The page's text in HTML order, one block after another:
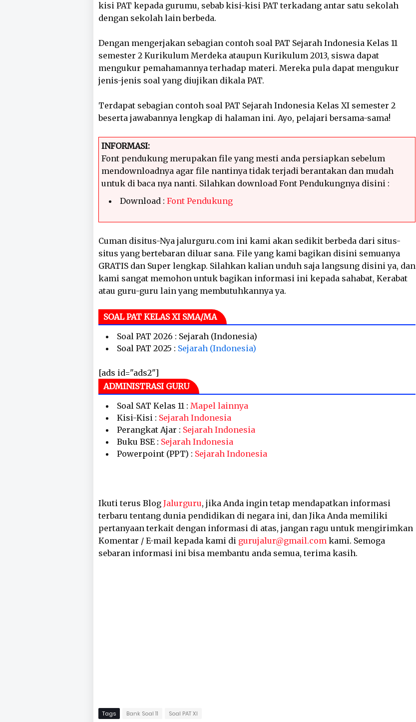
kisi PAT kepada gurumu, sebab kisi-kisi PAT terkadang antar satu sekolah
dengan sekolah lain berbeda.
Dengan mengerjakan sebagian contoh soal PAT Sejarah Indonesia Kelas 11
semester 2 Kurikulum Merdeka ataupun Kurikulum 2013, siswa dapat
mengukur pemahamannya terhadap materi. Mereka pula dapat mengukur
jenis-jenis soal yang diujikan dikala PAT.
Terdapat sebagian contoh soal PAT Sejarah Indonesia Kelas XI semester 2
beserta jawabannya lengkap di halaman ini. Ayo, pelajari bersama-sama!
INFORMASI:
Font pendukung merupakan file yang mesti anda persiapkan sebelum
mendownloadnya agar file nantinya tidak terjadi berantakan dan mudah
untuk di baca nya nanti. Silahkan download Font Pendukungnya disini :
Download : Font Pendukung
Cuman disitus-Nya jalurguru.com ini kami akan sedikit berbeda dari situs-
situs yang bertebaran diluar sana. File yang kami bagikan disini semuanya
GRATIS dan Super lengkap. Silahkan kalian unduh saja langsung disini ya, dan
kami sangat memohon untuk bagikan informasi ini kepada sahabat, Kerabat
atau guru-guru lain yang membutuhkannya ya.
SOAL PAT KELAS XI SMA/MA
Soal PAT 2026 : Sejarah (Indonesia)
Soal PAT 2025 : Sejarah (Indonesia)
[ads id="ads2"]
ADMINISTRASI GURU
Soal SAT Kelas 11 : Mapel lainnya
Kisi-Kisi : Sejarah Indonesia
Perangkat Ajar : Sejarah Indonesia
Buku BSE : Sejarah Indonesia
Powerpoint (PPT) : Sejarah Indonesia
Ikuti terus Blog Jalurguru, jika Anda ingin tetap mendapatkan informasi
terbaru tentang dunia pendidikan di negara ini, dan Jika Anda memiliki
pertanyaan terkait dengan informasi di atas, jangan ragu untuk mengirimkan
Komentar / E-mail kepada kami di gurujalur@gmail.com kami. Semoga
sebaran informasi ini bisa membantu anda semua, terima kasih.
Tags Bank Soal 11 Soal PAT XI